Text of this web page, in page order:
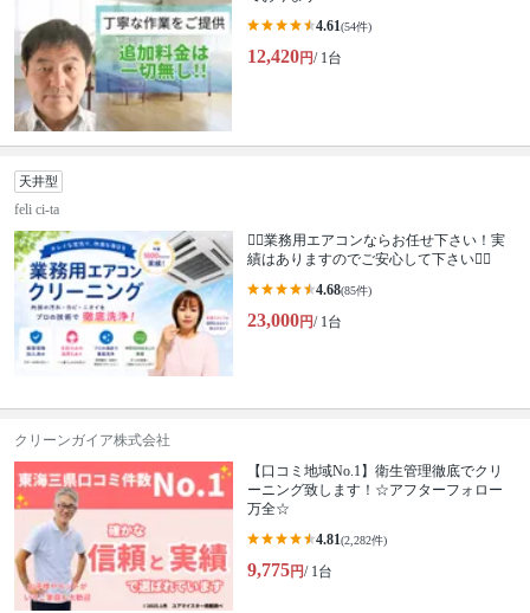
4.61(54件)
12,420円/ 1台
天井型
feli ci-ta
☝🏼業務用エアコンならお任せ下さい！‪実
績はありますのでご安心して下さい👍🏼
4.68(85件)
23,000円/ 1台
クリーンガイア株式会社
【口コミ地域No.1】衛生管理徹底でクリ
ーニング致します！☆アフターフォロー
万全☆
4.81(2,282件)
9,775円/ 1台